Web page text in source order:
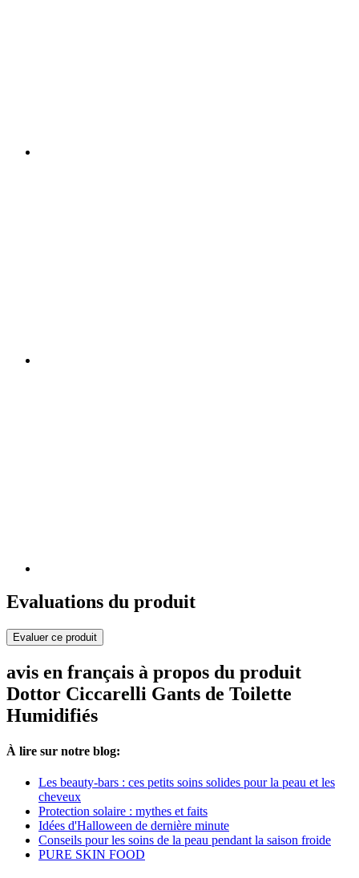
Evaluations du produit
Evaluer ce produit
avis en français à propos du produit
Dottor Ciccarelli Gants de Toilette
Humidifiés
À lire sur notre blog:
Les beauty-bars : ces petits soins solides pour la peau et les
cheveux
Protection solaire : mythes et faits
Idées d'Halloween de dernière minute
Conseils pour les soins de la peau pendant la saison froide
PURE SKIN FOOD